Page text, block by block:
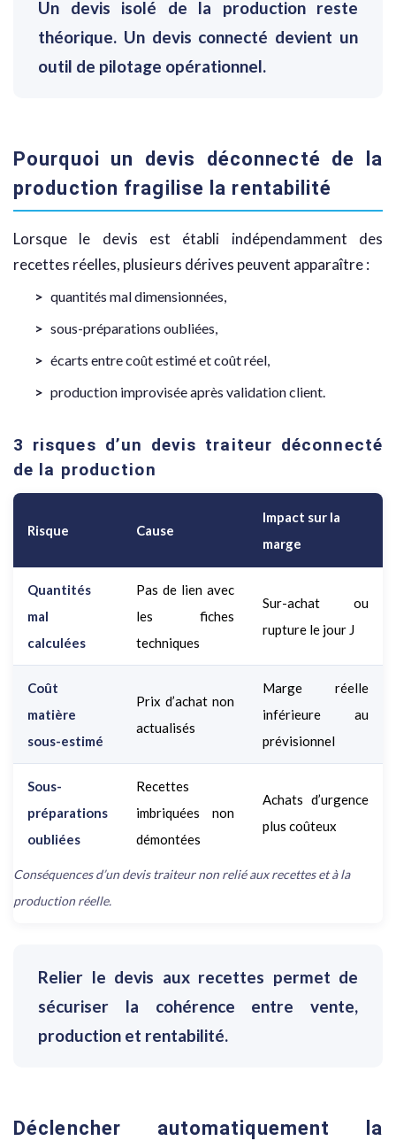
Un devis isolé de la production reste
théorique. Un devis connecté devient un
outil de pilotage opérationnel.
Pourquoi un devis déconnecté de la
production fragilise la rentabilité
Lorsque le devis est établi indépendamment des
recettes réelles, plusieurs dérives peuvent apparaître :
quantités mal dimensionnées,
sous-préparations oubliées,
écarts entre coût estimé et coût réel,
production improvisée après validation client.
3 risques d’un devis traiteur déconnecté
de la production
Conséquences d’un devis traiteur non relié aux recettes et à la
production réelle.
Risque Cause
Impact sur la
marge
Quantités
mal
calculées
Pas de lien avec
les fiches
techniques
Sur-achat ou
rupture le jour J
Coût
matière
sous-estimé
Prix d’achat non
actualisés
Marge réelle
inférieure au
prévisionnel
Sous-
préparations
oubliées
Recettes
imbriquées non
démontées
Achats d’urgence
plus coûteux
Relier le devis aux recettes permet de
sécuriser la cohérence entre vente,
production et rentabilité.
Déclencher automatiquement la